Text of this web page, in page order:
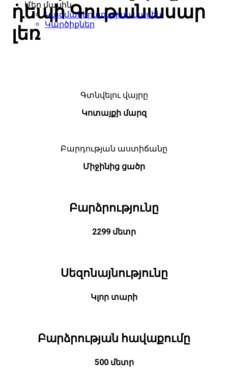
Մեր մասին
Կազմակերպության մասին
Կարծիքներ
դեպի Գութանասար
լեռ
Գտնվելու վայրը
Կոտայքի մարզ
Բարդության աստիճանը
Միջինից ցածր
Բարձրությունը
2299 մետր
Սեզոնայնությունը
Կլոր տարի
Բարձրության հավաքումը
500 մետր